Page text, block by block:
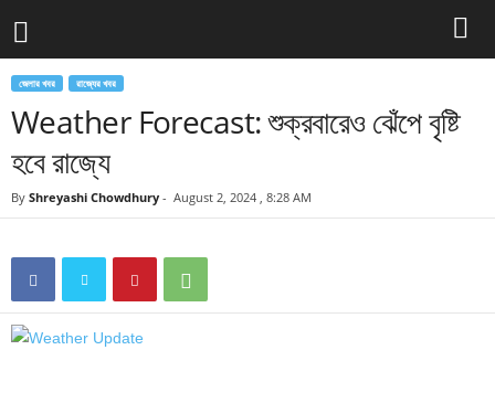
জেলার খবর রাজ্যের খবর
Weather Forecast: শুক্রবারেও ঝেঁপে বৃষ্টি
হবে রাজ্যে
By Shreyashi Chowdhury - August 2, 2024 , 8:28 AM